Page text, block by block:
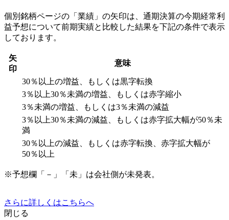
個別銘柄ページの「業績」の矢印は、通期決算の今期経常利
益予想について前期実績と比較した結果を下記の条件で表示
しております。
矢
印
意味
30％以上の増益、もしくは黒字転換
3％以上30％未満の増益、もしくは赤字縮小
3％未満の増益、もしくは3％未満の減益
3％以上30％未満の減益、もしくは赤字拡大幅が50％未
満
30％以上の減益、もしくは赤字転換、赤字拡大幅が
50％以上
※予想欄「－」「未」は会社側が未発表。
さらに詳しくはこちらへ
閉じる